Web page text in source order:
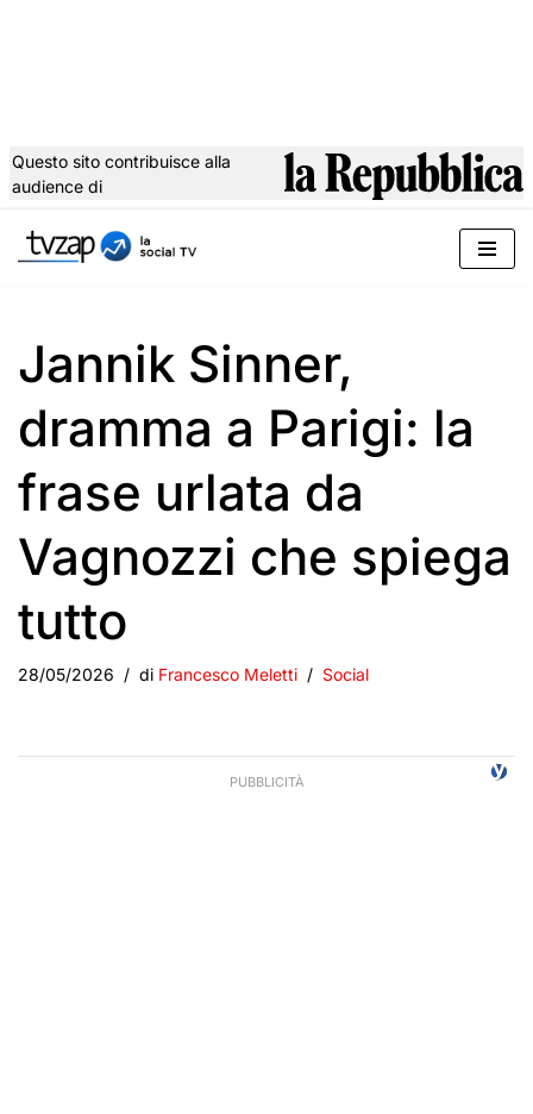
al
Questo sito contribuisce alla
audience di
Jannik Sinner,
dramma a Parigi: la
frase urlata da
Vagnozzi che spiega
tutto
28/05/2026 di Francesco Meletti Social